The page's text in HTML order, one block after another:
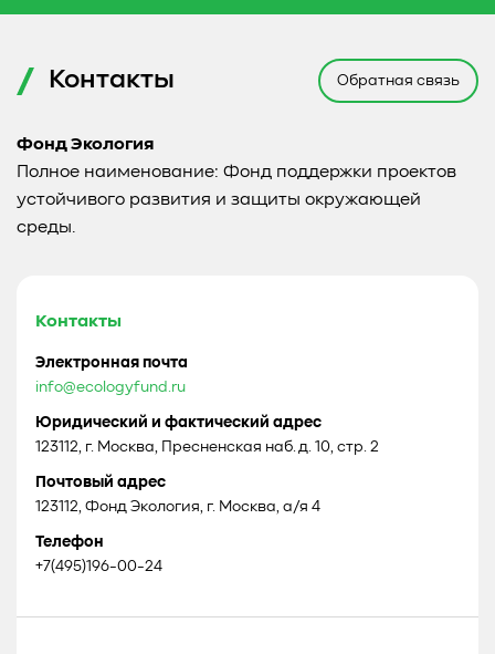
Контакты Обратная связь
Фонд Экология
Полное наименование: Фонд поддержки проектов
устойчивого развития и защиты окружающей
среды.
Контакты
Электронная почта
info@ecologyfund.ru
Юридический и фактический адрес
123112, г. Москва, Пресненская наб. д. 10, стр. 2
Почтовый адрес
123112, Фонд Экология, г. Москва, а/я 4
Телефон
+7(495)196-00-24